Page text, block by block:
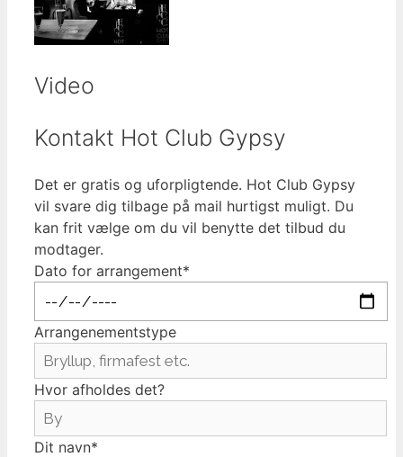
Video
Kontakt Hot Club Gypsy
Det er gratis og uforpligtende. Hot Club Gypsy
vil svare dig tilbage på mail hurtigst muligt. Du
kan frit vælge om du vil benytte det tilbud du
modtager.
Dato for arrangement*
Arrangenementstype
Hvor afholdes det?
Dit navn*